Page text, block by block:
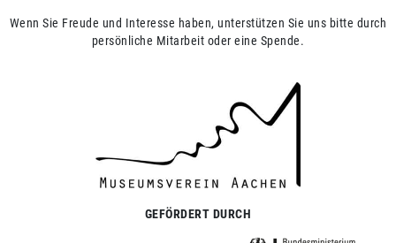
Wenn Sie Freude und Interesse haben, unterstützen Sie uns bitte durch
persönliche Mitarbeit oder eine Spende.
GEFÖRDERT DURCH